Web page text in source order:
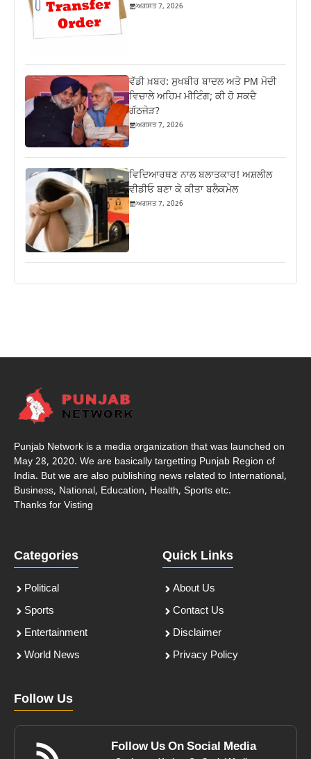
ਅਗਸਤ 7, 2026
ਵੱਡੀ ਖ਼ਬਰ: ਸੁਖਬੀਰ ਬਾਦਲ ਅਤੇ PM ਮੋਦੀ
ਵਿਚਾਲੇ ਅਹਿਮ ਮੀਟਿੰਗ; ਕੀ ਹੋ ਸਕਦੈ
ਗੱਠਜੋੜ?
ਅਗਸਤ 7, 2026
ਵਿਦਿਆਰਥਣ ਨਾਲ ਬਲਾਤਕਾਰ! ਅਸ਼ਲੀਲ
ਵੀਡੀਓ ਬਣਾ ਕੇ ਕੀਤਾ ਬਲੈਕਮੇਲ
ਅਗਸਤ 7, 2026
Punjab Network is a media organization that was launched on
May 28, 2020. We are basically targetting Punjab Region of
India. But we are also publishing news related to International,
Business, National, Education, Health, Sports etc.
Thanks for Visting
Categories
Political
Sports
Entertainment
World News
Quick Links
About Us
Contact Us
Disclaimer
Privacy Policy
Follow Us
Follow Us On Social Media